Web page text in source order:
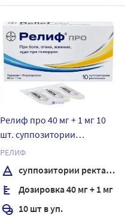
Релиф про 40 мг + 1 мг 10
шт. суппозитории
ректальные
РЕЛИФ
суппозитории ректальные
Дозировка 40 мг + 1 мг
10 шт в уп.